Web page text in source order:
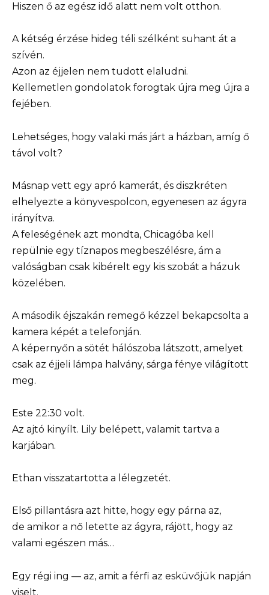
Hiszen ő az egész idő alatt nem volt otthon.
A kétség érzése hideg téli szélként suhant át a
szívén.
Azon az éjjelen nem tudott elaludni.
Kellemetlen gondolatok forogtak újra meg újra a
fejében.
Lehetséges, hogy valaki más járt a házban, amíg ő
távol volt?
Másnap vett egy apró kamerát, és diszkréten
elhelyezte a könyvespolcon, egyenesen az ágyra
irányítva.
A feleségének azt mondta, Chicagóba kell
repülnie egy tíznapos megbeszélésre, ám a
valóságban csak kibérelt egy kis szobát a házuk
közelében.
A második éjszakán remegő kézzel bekapcsolta a
kamera képét a telefonján.
A képernyőn a sötét hálószoba látszott, amelyet
csak az éjjeli lámpa halvány, sárga fénye világított
meg.
Este 22:30 volt.
Az ajtó kinyílt. Lily belépett, valamit tartva a
karjában.
Ethan visszatartotta a lélegzetét.
Első pillantásra azt hitte, hogy egy párna az,
de amikor a nő letette az ágyra, rájött, hogy az
valami egészen más…
Egy régi ing — az, amit a férfi az esküvőjük napján
viselt.